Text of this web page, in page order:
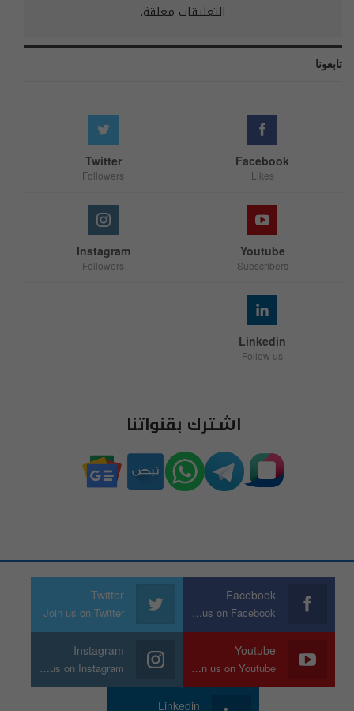
التعليقات مغلقة.
تابعونا
Facebook
Likes
Twitter
Followers
Youtube
Subscribers
Instagram
Followers
Linkedin
Follow us
اشترك بقنواتنا
Facebook
Join us on Facebook
Twitter
Join us on Twitter
Youtube
Join us on Youtube
Instagram
Join us on Instagram
Linkedin